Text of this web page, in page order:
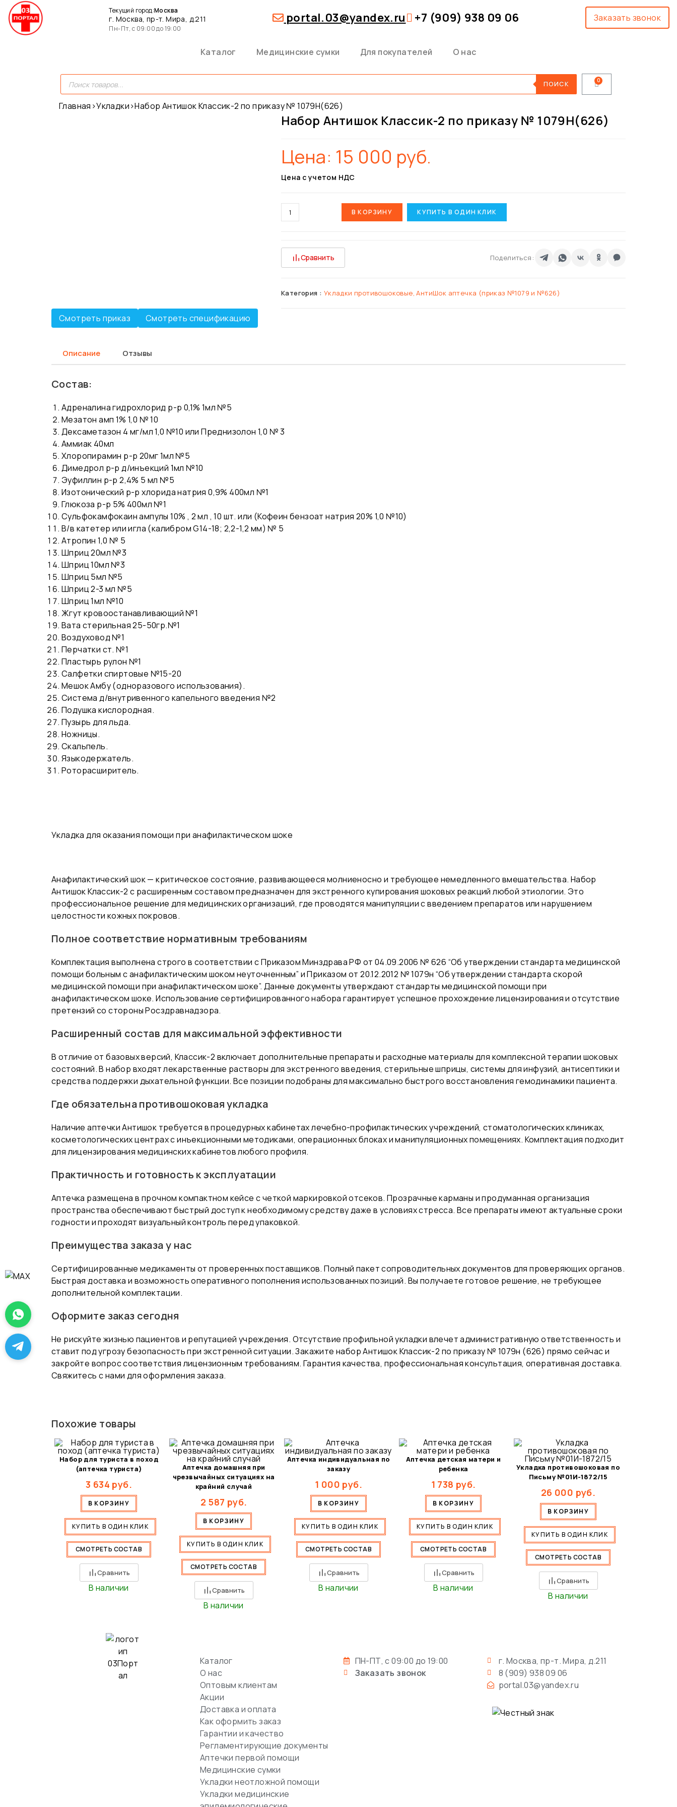
Текущий город:Москва
г. Москва, пр-т. Мира, д.211
Пн-Пт, с 09:00 до 19:00
portal.03@yandex.ru +7 (909) 938 09 06 Заказать звонок
Каталог Медицинские сумки Для покупателей О нас
ПОИСК
Главная ›Укладки›Набор Антишок Классик-2 по приказу № 1079Н(626)
Набор Антишок Классик-2 по приказу № 1079Н(626)
Цена: 15 000 руб.
Цена с учетом НДС
В КОРЗИНУ КУПИТЬ В ОДИН КЛИК
Сравнить Поделиться:
Категория : Укладки противошоковые, АнтиШок аптечка (приказ №1079 и №626)
Смотреть приказ Смотреть спецификацию
Описание Отзывы
Состав:
Адреналина гидрохлорид р-р 0,1% 1мл №5
Мезатон амп 1% 1,0 № 10
Дексаметазон 4 мг/мл 1,0 №10 или Преднизолон 1,0 № 3
Аммиак 40мл
Хлоропирамин р-р 20мг 1мл №5
Димедрол р-р д/инъекций 1мл №10
Эуфиллин р-р 2,4% 5 мл №5
Изотонический р-р хлорида натрия 0,9% 400мл №1
Глюкоза р-р 5% 400мл №1
Сульфокамфокаин ампулы 10% , 2 мл , 10 шт. или (Кофеин бензоат натрия 20% 1,0 №10)
В/в катетер или игла (калибром G14-18; 2,2-1,2 мм) № 5
Атропин 1,0 № 5
Шприц 20мл №3
Шприц 10мл №3
Шприц 5мл №5
Шприц 2-3 мл №5
Шприц 1мл №10
Жгут кровоостанавливающий №1
Вата стерильная 25-50гр.№1
Воздуховод №1
Перчатки ст. №1
Пластырь рулон №1
Салфетки спиртовые №15-20
Мешок Амбу (одноразового использования).
Система д/внутривенного капельного введения №2
Подушка кислородная.
Пузырь для льда.
Ножницы.
Скальпель.
Языкодержатель.
Роторасширитель.
Укладка для оказания помощи при анафилактическом шоке
Анафилактический шок — критическое состояние, развивающееся молниеносно и требующее немедленного вмешательства. Набор
Антишок Классик-2 с расширенным составом предназначен для экстренного купирования шоковых реакций любой этиологии. Это
профессиональное решение для медицинских организаций, где проводятся манипуляции с введением препаратов или нарушением
целостности кожных покровов.
Полное соответствие нормативным требованиям
Комплектация выполнена строго в соответствии с Приказом Минздрава РФ от 04.09.2006 № 626 “Об утверждении стандарта медицинской
помощи больным с анафилактическим шоком неуточненным” и Приказом от 20.12.2012 № 1079н “Об утверждении стандарта скорой
медицинской помощи при анафилактическом шоке”. Данные документы утверждают стандарты медицинской помощи при
анафилактическом шоке. Использование сертифицированного набора гарантирует успешное прохождение лицензирования и отсутствие
претензий со стороны Росздравнадзора.
Расширенный состав для максимальной эффективности
В отличие от базовых версий, Классик-2 включает дополнительные препараты и расходные материалы для комплексной терапии шоковых
состояний. В набор входят лекарственные растворы для экстренного введения, стерильные шприцы, системы для инфузий, антисептики и
средства поддержки дыхательной функции. Все позиции подобраны для максимально быстрого восстановления гемодинамики пациента.
Где обязательна противошоковая укладка
Наличие аптечки Антишок требуется в процедурных кабинетах лечебно-профилактических учреждений, стоматологических клиниках,
косметологических центрах с инъекционными методиками, операционных блоках и манипуляционных помещениях. Комплектация подходит
для лицензирования медицинских кабинетов любого профиля.
Практичность и готовность к эксплуатации
Аптечка размещена в прочном компактном кейсе с четкой маркировкой отсеков. Прозрачные карманы и продуманная организация
пространства обеспечивают быстрый доступ к необходимому средству даже в условиях стресса. Все препараты имеют актуальные сроки
годности и проходят визуальный контроль перед упаковкой.
Преимущества заказа у нас
Сертифицированные медикаменты от проверенных поставщиков. Полный пакет сопроводительных документов для проверяющих органов.
Быстрая доставка и возможность оперативного пополнения использованных позиций. Вы получаете готовое решение, не требующее
дополнительной комплектации.
Оформите заказ сегодня
Не рискуйте жизнью пациентов и репутацией учреждения. Отсутствие профильной укладки влечет административную ответственность и
ставит под угрозу безопасность при экстренной ситуации. Закажите набор Антишок Классик-2 по приказу № 1079н (626) прямо сейчас и
закройте вопрос соответствия лицензионным требованиям. Гарантия качества, профессиональная консультация, оперативная доставка.
Свяжитесь с нами для оформления заказа.
Похожие товары
Набор для туриста в поход
(аптечка туриста)
3 634 руб.
В КОРЗИНУ
КУПИТЬ В ОДИН КЛИК
СМОТРЕТЬ СОСТАВ
Сравнить
В наличии
Аптечка домашняя при
чрезвычайных ситуациях на
крайний случай
2 587 руб.
В КОРЗИНУ
КУПИТЬ В ОДИН КЛИК
СМОТРЕТЬ СОСТАВ
Сравнить
В наличии
Аптечка индивидуальная по
заказу
1 000 руб.
В КОРЗИНУ
КУПИТЬ В ОДИН КЛИК
СМОТРЕТЬ СОСТАВ
Сравнить
В наличии
Аптечка детская матери и
ребенка
1 738 руб.
В КОРЗИНУ
КУПИТЬ В ОДИН КЛИК
СМОТРЕТЬ СОСТАВ
Сравнить
В наличии
Укладка противошоковая по
Письму №01И-1872/15
26 000 руб.
В КОРЗИНУ
КУПИТЬ В ОДИН КЛИК
СМОТРЕТЬ СОСТАВ
Сравнить
В наличии
Каталог
О нас
Оптовым клиентам
Акции
Доставка и оплата
Как оформить заказ
Гарантии и качество
Регламентирующие документы
Аптечки первой помощи
Медицинские сумки
Укладки неотложной помощи
Укладки медицинские
ПН-ПТ, с 09:00 до 19:00
Заказать звонок
г. Москва, пр-т. Мира, д.211
8 (909) 938 09 06
portal.03@yandex.ru